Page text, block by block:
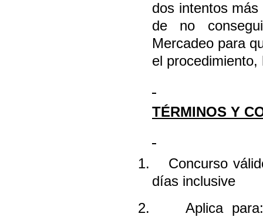
dos intentos
de no
Mercadeo para
el
TÉRMINOS Y
1.
Concurso
días inclusive
2.
Aplica